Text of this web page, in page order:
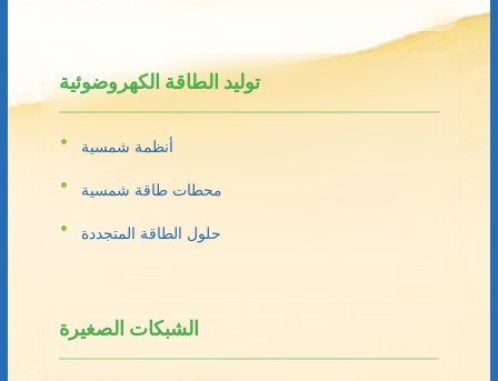
توليد الطاقة الكهروضوئية
أنظمة شمسية
محطات طاقة شمسية
حلول الطاقة المتجددة
الشبكات الصغيرة